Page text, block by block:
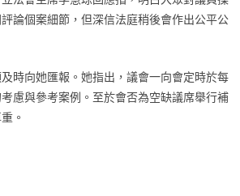
論個案細節，但深信法庭稍後會作出公平公
時向她匯報。她指出，議會一向會定時於每
慮與參考案例。至於會否為空缺議席舉行補
。